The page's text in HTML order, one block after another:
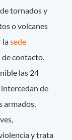
tornados y
o volcanes
lasede
de contacto.
las 24
de
armados,
y trata